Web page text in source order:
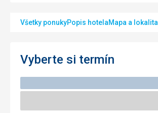
Všetky ponukyPopis hotelaMapa a lokalita
Vyberte si termín